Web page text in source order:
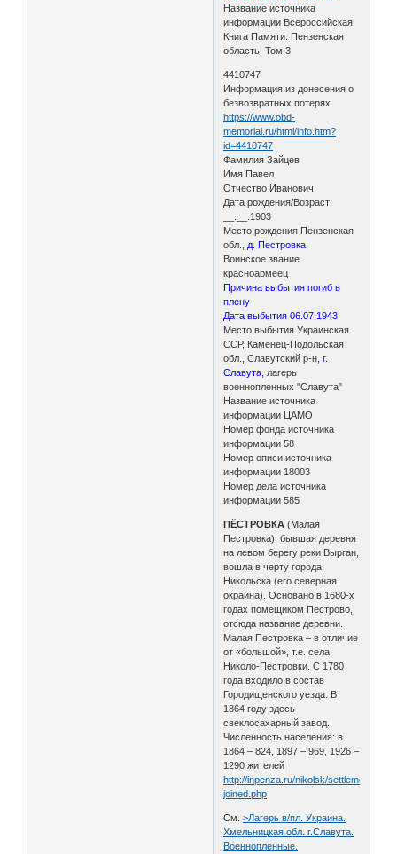
Название источника
информации Всероссийская
Книга Памяти. Пензенская
область. Том 3
4410747
Информация из донесения о
безвозвратных потерях
https://www.obd-
memorial.ru/html/info.htm?
id=4410747
Фамилия Зайцев
Имя Павел
Отчество Иванович
Дата рождения/Возраст
__.__.1903
Место рождения Пензенская
обл., д. Пестровка
Воинское звание
красноармеец
Причина выбытия погиб в
плену
Дата выбытия 06.07.1943
Место выбытия Украинская
ССР, Каменец-Подольская
обл., Славутский р-н,г.
Славута, лагерь
военнопленных "Славута"
Название источника
информации ЦАМО
Номер фонда источника
информации 58
Номер описи источника
информации 18003
Номер дела источника
информации 585
ПЁСТРОВКА (Малая
Пестровка), бывшая деревня
на левом берегу реки Вырган,
вошла в черту города
Никольска (его северная
окраина). Основано в 1680-х
годах помещиком Пестрово,
отсюда название деревни.
Малая Пестровка – в отличие
от «большой», т.е. села
Николо-Пестровки. С 1780
года входило в состав
Городищенского уезда. В
1864 году здесь
свеклосахарный завод.
Численность населения: в
1864 – 824, 1897 – 969, 1926 –
1290 жителей
http://inpenza.ru/nikolsk/settlements-
joined.php
См.>Лагерь в/пл. Украина.
Хмельницкая обл. г.Славута.
Военнопленные.